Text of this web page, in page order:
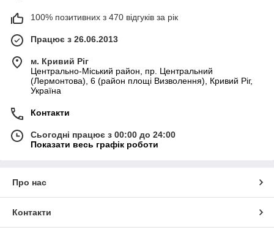
100% позитивних з 470 відгуків за рік
Працює з 26.06.2013
м. Кривий Ріг
Центрально-Міський район, пр. Центральний
(Лермонтова), 6 (район площі Визволення), Кривий Ріг,
Україна
Контакти
Сьогодні працює з 00:00 до 24:00
Показати весь графік роботи
Про нас
Контакти